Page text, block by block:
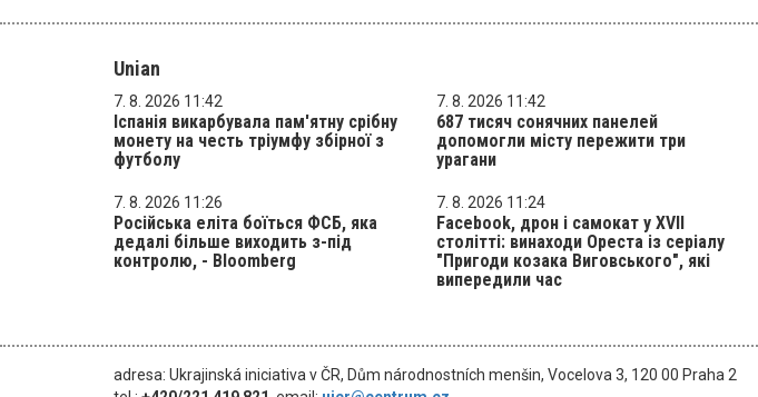
Unian
7. 8. 2026 11:42
Іспанія викарбувала пам'ятну срібну
монету на честь тріумфу збірної з
футболу
7. 8. 2026 11:42
687 тисяч сонячних панелей
допомогли місту пережити три
урагани
7. 8. 2026 11:26
Російська еліта боїться ФСБ, яка
дедалі більше виходить з-під
контролю, - Bloomberg
7. 8. 2026 11:24
Facebook, дрон і самокат у XVII
столітті: винаходи Ореста із серіалу
"Пригоди козака Виговського", які
випередили час
adresa: Ukrajinská iniciativa v ČR, Dům národnostních menšin, Vocelova 3, 120 00 Praha 2